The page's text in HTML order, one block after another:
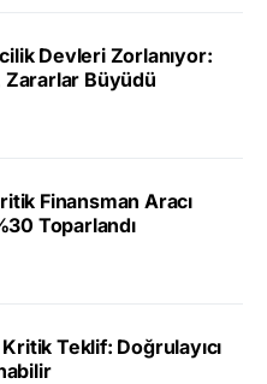
Devleri Zorlanıyor:
Büyüdü
Finansman Aracı
Toparlandı
Teklif: Doğrulayıcı